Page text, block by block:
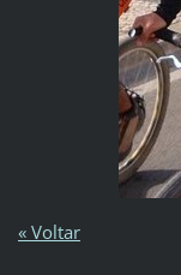
« Voltar